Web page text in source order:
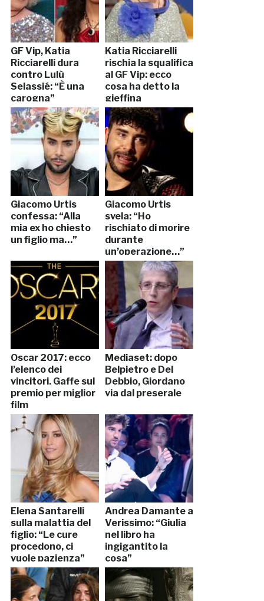
GF Vip, Katia
Ricciarelli dura
contro Lulù
Selassié: “È una
carogna”
Katia Ricciarelli
rischia la squalifica
al GF Vip: ecco
cosa ha detto la
gieffina
Giacomo Urtis
confessa: “Alla
mia ex ho chiesto
un figlio ma…”
Giacomo Urtis
svela: “Ho
rischiato di morire
durante
un’operazione…”
Oscar 2017: ecco
l’elenco dei
vincitori. Gaffe sul
premio per miglior
film
Mediaset: dopo
Belpietro e Del
Debbio, Giordano
via dal preserale
Elena Santarelli
sulla malattia del
figlio: “Le cure
procedono, ci
vuole pazienza”
Andrea Damante a
Verissimo: “Giulia
nel libro ha
ingigantito la
cosa”